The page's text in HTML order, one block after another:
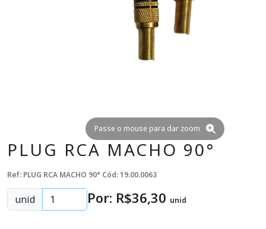
Passe o mouse para dar zoom
PLUG RCA MACHO 90°
Ref: PLUG RCA MACHO 90° Cód: 19.00.0063
unid Por: R$36,30 unid